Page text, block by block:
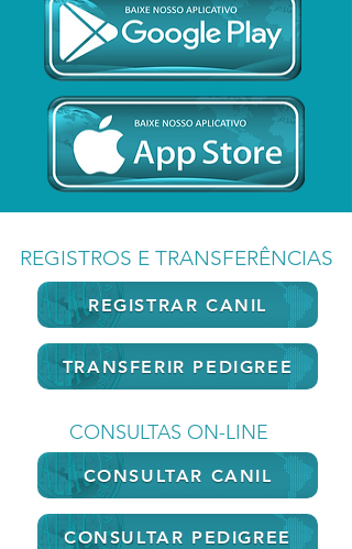
REGISTROS E TRANSFERÊNCIAS
REGISTRAR CANIL
TRANSFERIR PEDIGREE
CONSULTAS ON-LINE
CONSULTAR CANIL
CONSULTAR PEDIGREE